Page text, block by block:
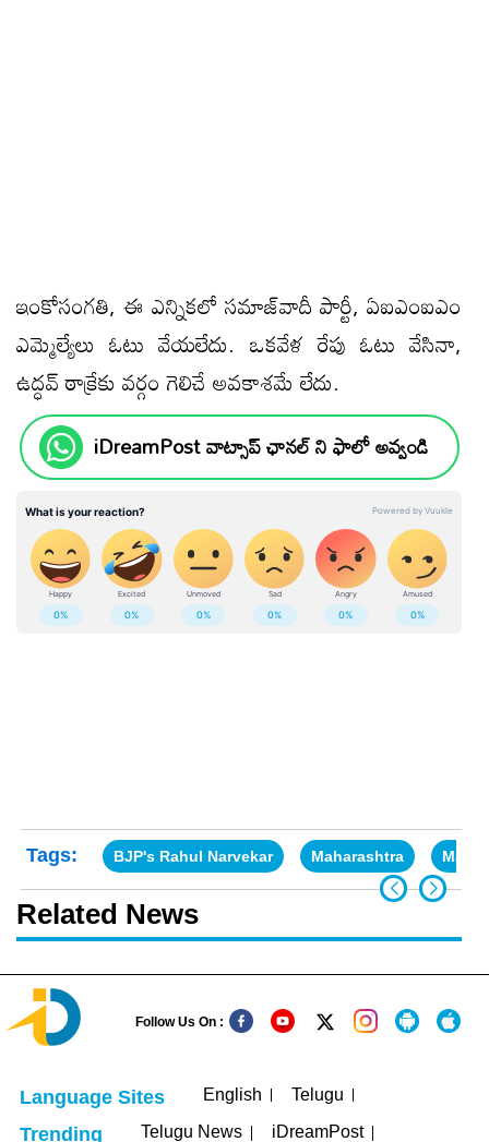
ఇంకోసంగ‌తి, ఈ ఎన్నిక‌లో సమాజ్‌వాదీ పార్టీ, ఏఐఎంఐఎం
ఎమ్మెల్యేలు ఓటు వేయలేదు. ఒక‌వేళ‌ రేపు ఓటు వేసినా,
ఉద్ధవ్ ఠాక్రేకు వ‌ర్గం గెలిచే అవ‌కాశ‌మే లేదు.
iDreamPost వాట్సాప్ ఛానల్ ని ఫాలో అవ్వండి
Tags: BJP's Rahul Narvekar Maharashtra
Related News
Follow Us On :
Language Sites English Telugu
Trending Telugu News iDreamPost